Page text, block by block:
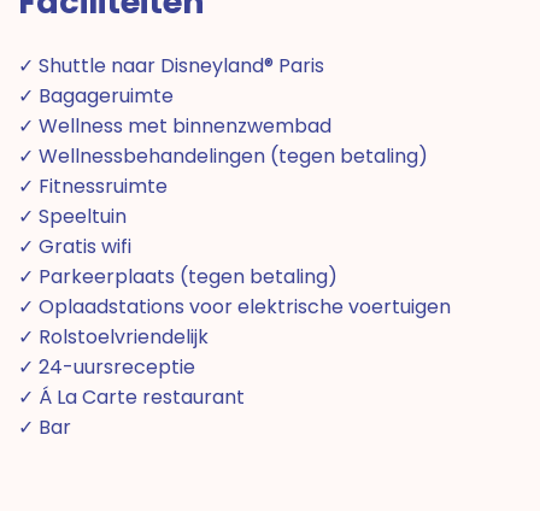
✓ Shuttle naar Disneyland® Paris
✓ Bagageruimte
✓ Wellness met binnenzwembad
✓ Wellnessbehandelingen (tegen betaling)
✓ Fitnessruimte
✓ Speeltuin
✓ Gratis wifi
✓ Parkeerplaats (tegen betaling)
✓ Oplaadstations voor elektrische voertuigen
✓ Rolstoelvriendelijk
✓ 24-uursreceptie
✓ Á La Carte restaurant
✓ Bar